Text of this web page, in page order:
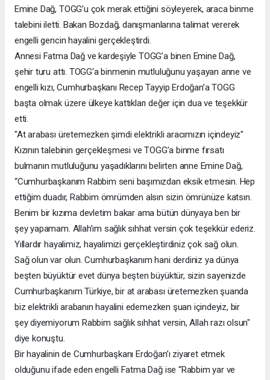
Emine Dağ, TOGG’u çok merak ettiğini söyleyerek, araca binme
talebini iletti. Bakan Bozdağ, danışmanlarına talimat vererek
engelli gencin hayalini gerçekleştirdi.
Annesi Fatma Dağ ve kardeşiyle TOGG’a binen Emine Dağ,
şehir turu attı. TOGG’a binmenin mutluluğunu yaşayan anne ve
engelli kızı, Cumhurbaşkanı Recep Tayyip Erdoğan’a TOGG
başta olmak üzere ülkeye kattıkları değer için dua ve teşekkür
etti.
"At arabası üretemezken şimdi elektrikli aracımızın içindeyiz"
Kızının talebinin gerçekleşmesi ve TOGG’a binme fırsatı
bulmanın mutluluğunu yaşadıklarını belirten anne Emine Dağ,
“Cumhurbaşkanım Rabbim seni başımızdan eksik etmesin. Hep
ettiğim duadır, Rabbim ömrümden alsın sizin ömrünüze katsın.
Benim bir kızıma devletim bakar ama bütün dünyaya ben bir
şey yapamam. Allah’ım sağlık sıhhat versin çok teşekkür ederiz.
Yıllardır hayalimiz, hayalimizi gerçekleştirdiniz çok sağ olun.
Sağ olun var olun. Cumhurbaşkanım hani derdiniz ya dünya
beşten büyüktür evet dünya beşten büyüktür, sizin sayenizde
Cumhurbaşkanım Türkiye, bir at arabası üretemezken şuanda
biz elektrikli arabanın hayalini edemezken şuan içindeyiz, bir
şey diyemiyorum Rabbim sağlık sıhhat versin, Allah razı olsun"
diye konuştu.
Bir hayalinin de Cumhurbaşkanı Erdoğan’ı ziyaret etmek
olduğunu ifade eden engelli Fatma Dağ ise “Rabbim yar ve